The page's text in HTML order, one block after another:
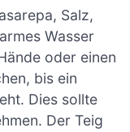
Salz,
Wasser
oder einen
bis ein
Dies sollte
Der Teig